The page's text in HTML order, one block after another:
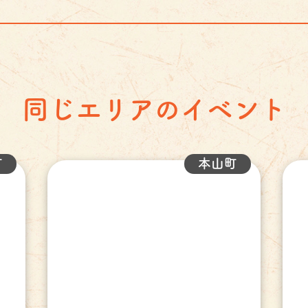
同じエリアのイベント
本山町